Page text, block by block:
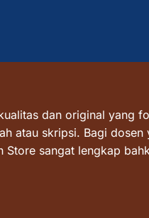
dan original yang
atau skripsi. Bagi dosen
sangat lengkap